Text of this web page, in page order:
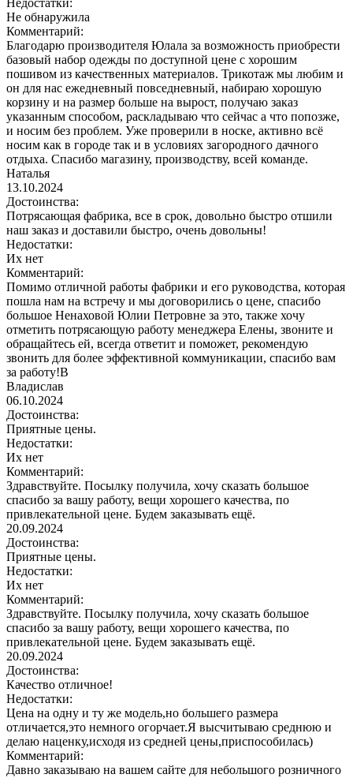
Не обнаружила
Комментарий:
Благодарю производителя Юлала за возможность приобрести
базовый набор одежды по доступной цене с хорошим
пошивом из качественных материалов. Трикотаж мы любим и
он для нас ежедневный повседневный, набираю хорошую
корзину и на размер больше на вырост, получаю заказ
указанным способом, раскладываю что сейчас а что попозже,
и носим без проблем. Уже проверили в носке, активно всё
носим как в городе так и в условиях загородного дачного
отдыха. Спасибо магазину, производству, всей команде.
Наталья
13.10.2024
Достоинства:
Потрясающая фабрика, все в срок, довольно быстро отшили
наш заказ и доставили быстро, очень довольны!
Недостатки:
Их нет
Комментарий:
Помимо отличной работы фабрики и его руководства, которая
пошла нам на встречу и мы договорились о цене, спасибо
большое Ненаховой Юлии Петровне за это, также хочу
отметить потрясающую работу менеджера Елены, звоните и
обращайтесь ей, всегда ответит и поможет, рекомендую
звонить для более эффективной коммуникации, спасибо вам
за работу!В
Владислав
06.10.2024
Достоинства:
Приятные цены.
Недостатки:
Их нет
Комментарий:
Здравствуйте. Посылку получила, хочу сказать большое
спасибо за вашу работу, вещи хорошего качества, по
привлекательной цене. Будем заказывать ещё.
20.09.2024
Достоинства:
Приятные цены.
Недостатки:
Их нет
Комментарий:
Здравствуйте. Посылку получила, хочу сказать большое
спасибо за вашу работу, вещи хорошего качества, по
привлекательной цене. Будем заказывать ещё.
20.09.2024
Достоинства:
Качество отличное!
Недостатки:
Цена на одну и ту же модель,но большего размера
отличается,это немного огорчает.Я высчитываю среднюю и
делаю наценку,исходя из средней цены,приспособилась)
Комментарий:
Давно заказываю на вашем сайте для небольшого розничного